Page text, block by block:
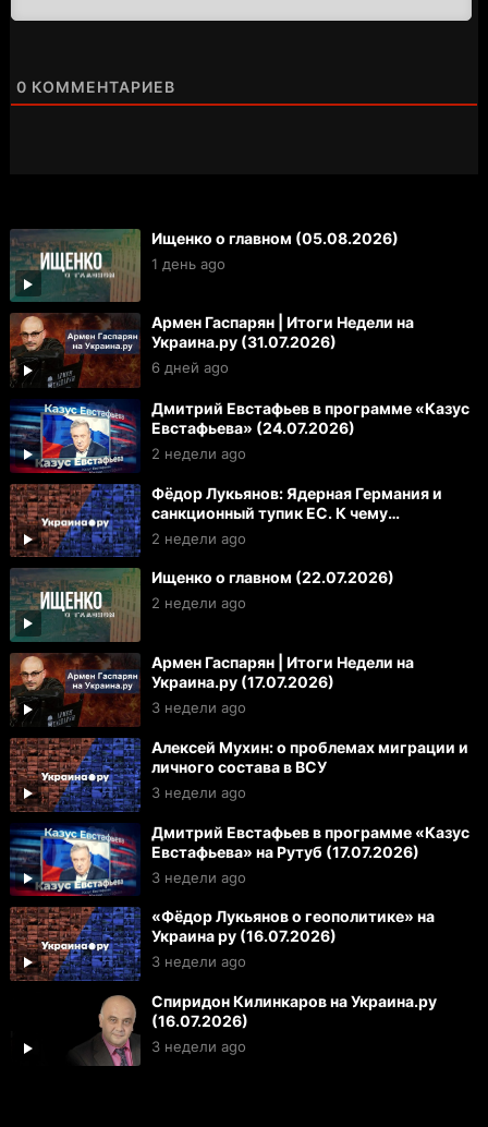
0 КОММЕНТАРИЕВ
Ищенко о главном (05.08.2026)
1 день ago
Армен Гаспарян | Итоги Недели на
Украина.ру (31.07.2026)
6 дней ago
Дмитрий Евстафьев в программе «Казус
Евстафьева» (24.07.2026)
2 недели ago
Фёдор Лукьянов: Ядерная Германия и
санкционный тупик ЕС. К чему
готовиться России и Украине
2 недели ago
Ищенко о главном (22.07.2026)
2 недели ago
Армен Гаспарян | Итоги Недели на
Украина.ру (17.07.2026)
3 недели ago
Алексей Мухин: о проблемах миграции и
личного состава в ВСУ
3 недели ago
Дмитрий Евстафьев в программе «Казус
Евстафьева» на Рутуб (17.07.2026)
3 недели ago
«Фёдор Лукьянов о геополитике» на
Украина ру (16.07.2026)
3 недели ago
Спиридон Килинкаров на Украина.ру
(16.07.2026)
3 недели ago